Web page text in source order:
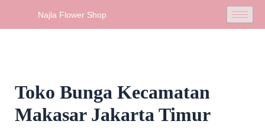
Najla Flower Shop
Toko Bunga Kecamatan
Makasar Jakarta Timur